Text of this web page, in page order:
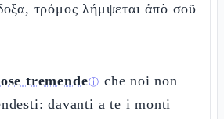
τρόμος λήμψεται ἀπὸ σοῦ
tremendeⓘ che noi non
davanti a te i monti